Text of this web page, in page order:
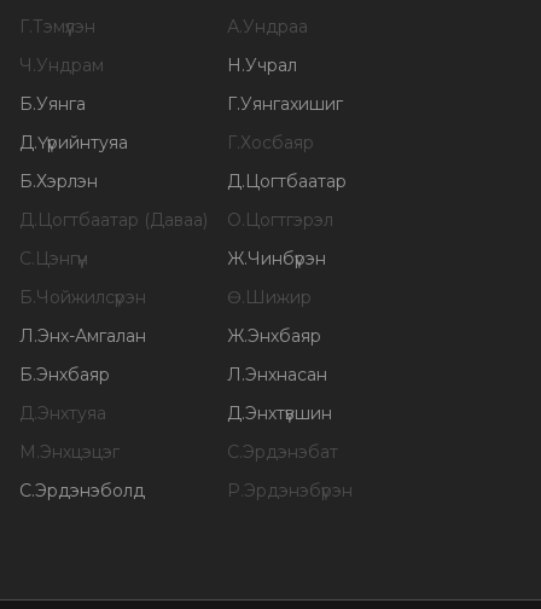
Г.Тэмүүлэн А.Ундраа
Ч.Ундрам Н.Учрал
Б.Уянга Г.Уянгахишиг
Д.Үүрийнтуяа Г.Хосбаяр
Б.Хэрлэн Д.Цогтбаатар
Д.Цогтбаатар (Даваа) О.Цогтгэрэл
С.Цэнгүүн Ж.Чинбүрэн
Б.Чойжилсүрэн Ө.Шижир
Л.Энх-Амгалан Ж.Энхбаяр
Б.Энхбаяр Л.Энхнасан
Д.Энхтуяа Д.Энхтүвшин
М.Энхцэцэг С.Эрдэнэбат
С.Эрдэнэболд Р.Эрдэнэбүрэн